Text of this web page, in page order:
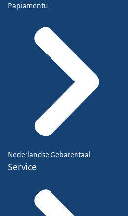
Papiamentu
Nederlandse Gebarentaal
Service